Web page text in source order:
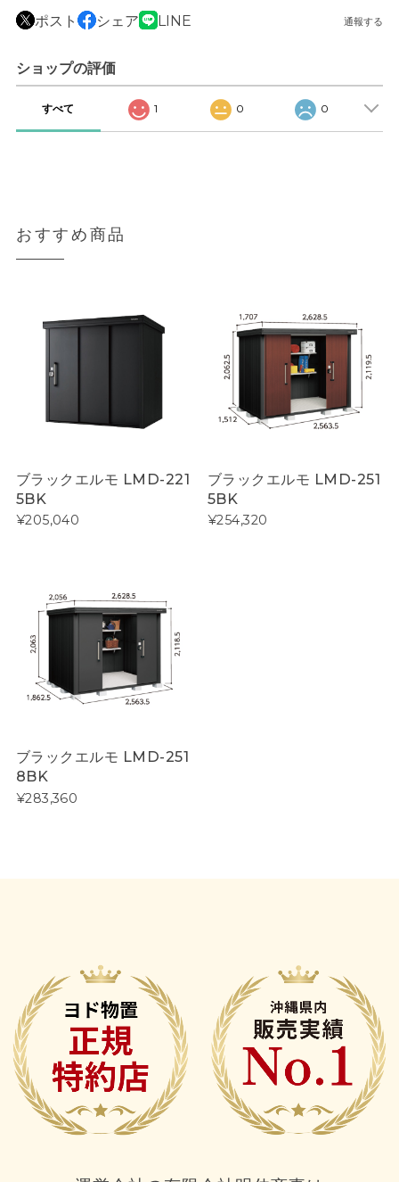
ポスト シェア LINE 通報する
ショップの評価
すべて 1 0 0
おすすめ商品
ブラックエルモ LMD-221
5BK
¥205,040
ブラックエルモ LMD-251
5BK
¥254,320
ブラックエルモ LMD-251
8BK
¥283,360